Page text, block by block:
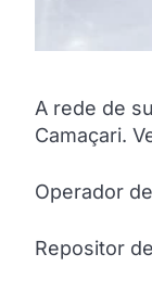
A rede de
Camaçari.
Operador
Repositor